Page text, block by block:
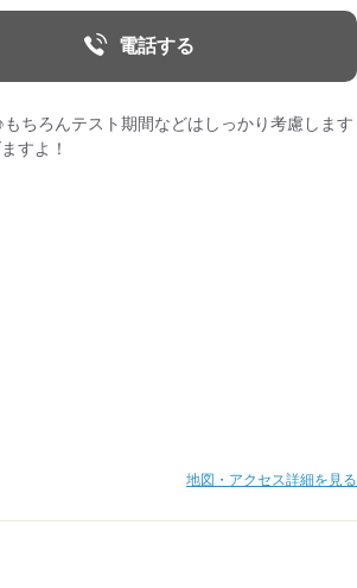
電話する
ちろんテスト期間などはしっかり考慮します
すよ！
地図・アクセス詳細を見る